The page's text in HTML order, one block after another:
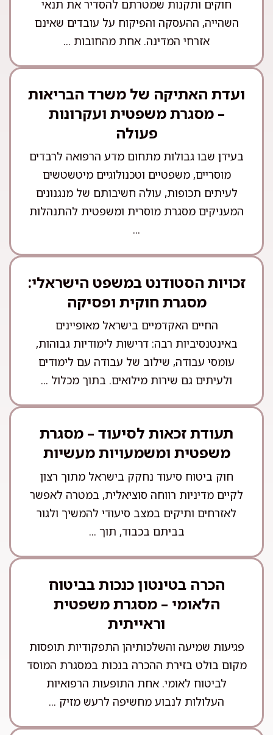
חוקים ותקנות שמטרתם להסדיר את תנאי
השהייה, ההעסקה והפיקוח על עובדים שאינם
אזרחי המדינה. אחת מהחובות ...
ועדת האתיקה של משרד הבריאות
– מסגרת משפטית ועקרונות
פעולה
בעידן שבו גבולות מתחום מדע הרפואה לרבדים
מוסריים, משפטיים וטכנולוגיים מיטשטשים
לעיתים תכופות, עולה חשיבותם של מנגנונים
המעניקים מסגרת מוסרית ומשפטית להתנהלות
...
זכויות הסטודנט במשפט הישראלי:
מסגרת חוקית ופסיקה
החיים האקדמיים בישראל מאופיינים
באינטנסיביות רבה: דרישות לימודיות גבוהות,
עומסי עבודה, שילוב של עבודה עם לימודים
ולעיתים גם שירות מילואים. בתוך מכלול ...
תעודת זכאות לסיעוד – מסגרת
משפטית ומשמעויות מעשיות
חוק ביטוח סיעוד נחקק בישראל מתוך רצון
לקיים מדיניות רווחה סוציאלית, במטרה לאפשר
לאזרחים ותיקים במצב סיעודי להמשיך ולגור
בביתם בכבוד, תוך ...
הכרה בטינטון כנכות בביטוח
הלאומי – מסגרת משפטית
וראייתית
פגיעות שמיעה והשלכותיהן התפקודיות תופסות
מקום בולט בזירת ההכרה בנכות במסגרת המוסד
לביטוח לאומי. אחת התופעות הרפואיות
העלולות לנבוע מחשיפה לרעש מזיק ...